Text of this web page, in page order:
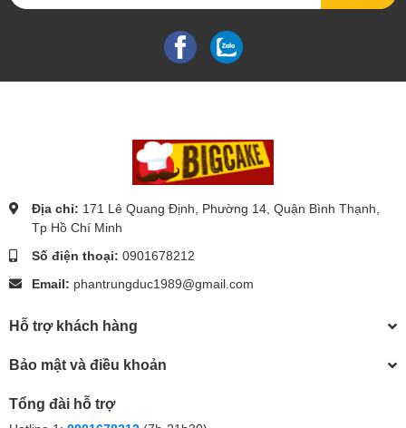
Địa chỉ: 171 Lê Quang Định, Phường 14, Quận Bình Thạnh,
Tp Hồ Chí Minh
Số điện thoại: 0901678212
Email: phantrungduc1989@gmail.com
Hỗ trợ khách hàng
Bảo mật và điều khoản
Tổng đài hỗ trợ